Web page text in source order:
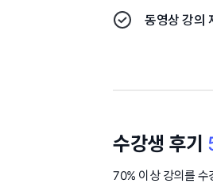
동영상 강의
수강생 후기
70% 이상 강의를 수